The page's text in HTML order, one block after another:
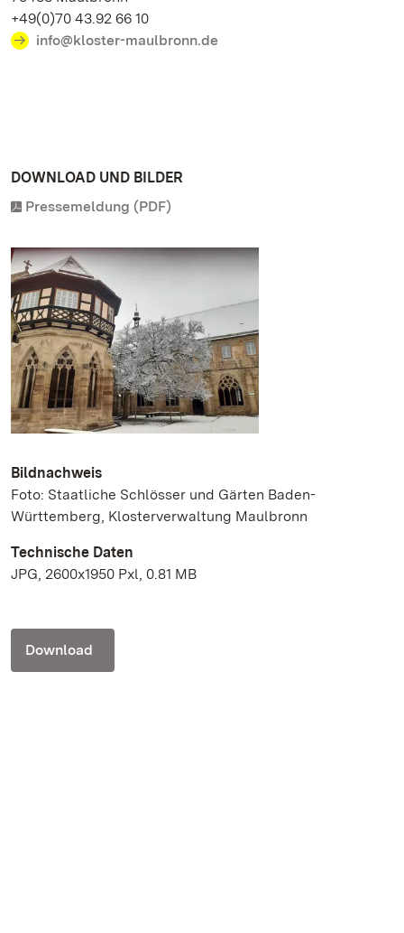
+49(0)70 43.92 66 10
info@kloster-maulbronn.de
DOWNLOAD UND BILDER
Pressemeldung (PDF)
Bildnachweis
Foto: Staatliche Schlösser und Gärten Baden-
Württemberg, Klosterverwaltung Maulbronn
Technische Daten
JPG, 2600x1950 Pxl, 0.81 MB
Download